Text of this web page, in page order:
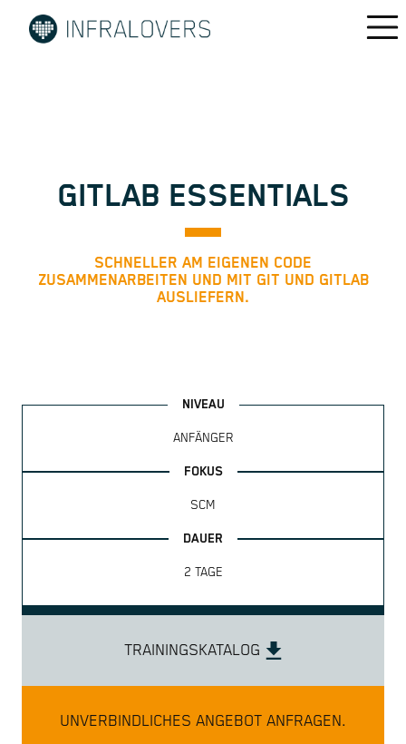
GITLAB ESSENTIALS
SCHNELLER AM EIGENEN CODE
ZUSAMMENARBEITEN UND MIT GIT UND GITLAB
AUSLIEFERN.
ANFÄNGER
SCM
2 TAGE
TRAININGSKATALOG
UNVERBINDLICHES ANGEBOT ANFRAGEN.